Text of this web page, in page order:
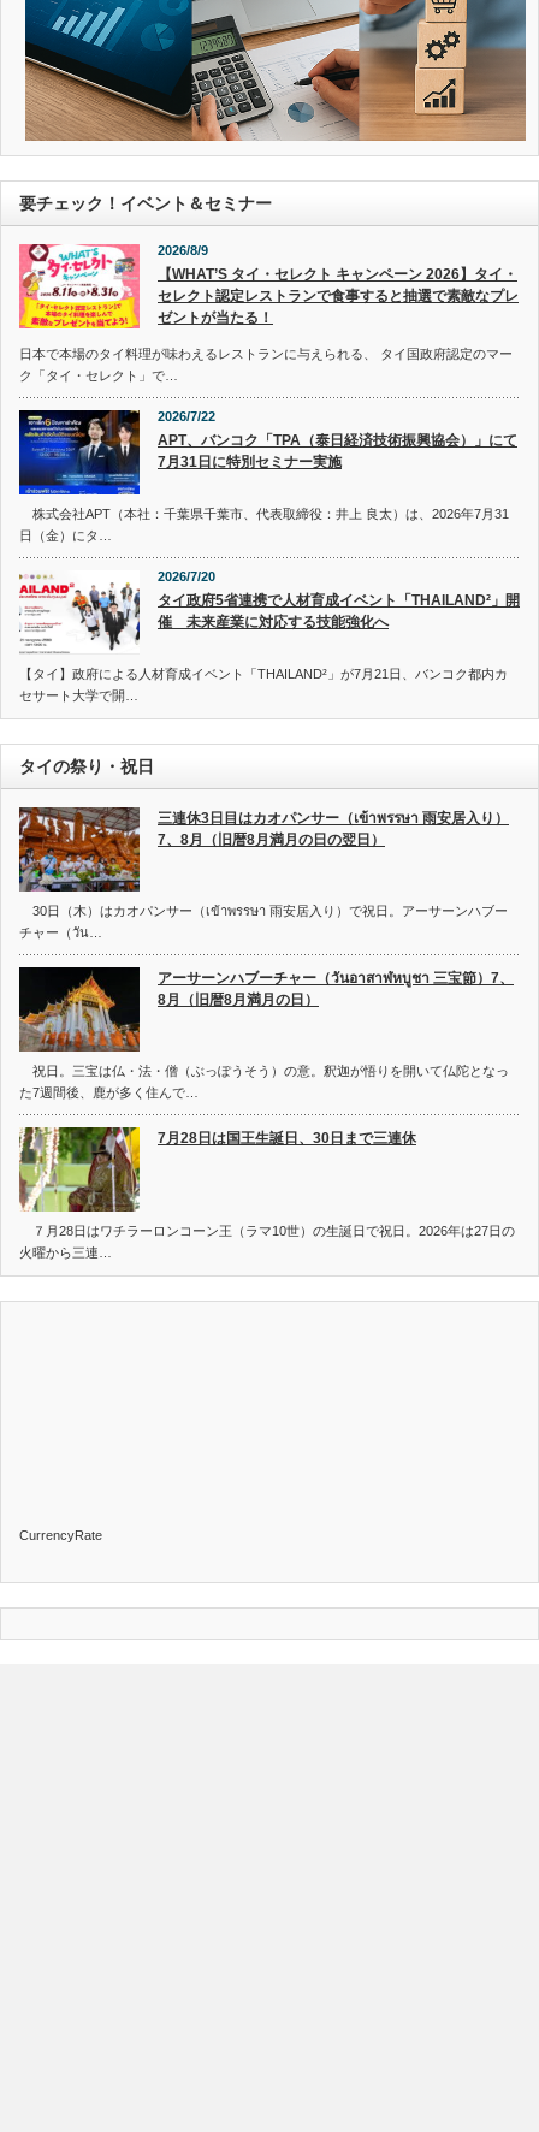
要チェック！イベント＆セミナー
2026/8/9
【WHAT’S タイ・セレクト キャンペーン 2026】タイ・
セレクト認定レストランで食事すると抽選で素敵なプレ
ゼントが当たる！
日本で本場のタイ料理が味わえるレストランに与えられる、 タイ国政府認定のマー
ク「タイ・セレクト」で…
2026/7/22
APT、バンコク「TPA（泰日経済技術振興協会）」にて
7月31日に特別セミナー実施
株式会社APT（本社：千葉県千葉市、代表取締役：井上 良太）は、2026年7月31
日（金）にタ…
2026/7/20
タイ政府5省連携で人材育成イベント「THAILAND²」開
催 未来産業に対応する技能強化へ
【タイ】政府による人材育成イベント「THAILAND²」が7月21日、バンコク都内カ
セサート大学で開…
タイの祭り・祝日
三連休3日目はカオパンサー（เข้าพรรษา 雨安居入り）
7、8月（旧暦8月満月の日の翌日）
30日（木）はカオパンサー（เข้าพรรษา 雨安居入り）で祝日。アーサーンハブー
チャー（วัน…
アーサーンハブーチャー（วันอาสาฬหบูชา 三宝節）7、
8月（旧暦8月満月の日）
祝日。三宝は仏・法・僧（ぶっぽうそう）の意。釈迦が悟りを開いて仏陀となっ
た7週間後、鹿が多く住んで…
7月28日は国王生誕日、30日まで三連休
７月28日はワチラーロンコーン王（ラマ10世）の生誕日で祝日。2026年は27日の
火曜から三連…
CurrencyRate